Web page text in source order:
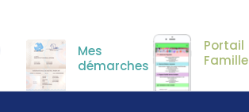
Mes
démarches
Portail
Famille